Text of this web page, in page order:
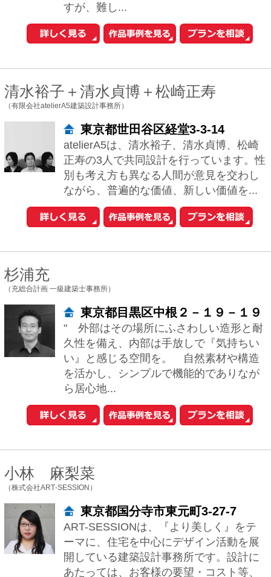
1 2 次へ
おウチの耐震診断が自分でできる
iPhoneアプリ「耐震コロコロ。」
をリリースしました！
住まいの関連サイトへ
工務店とリフォーム
土地を探す
中古一戸建てを探す
新築マンションを探す
新築一戸建てを探す
住まいの売却・査定依頼
賃貸マンション・
アパートを探す
このサイトの使い方
会社概要